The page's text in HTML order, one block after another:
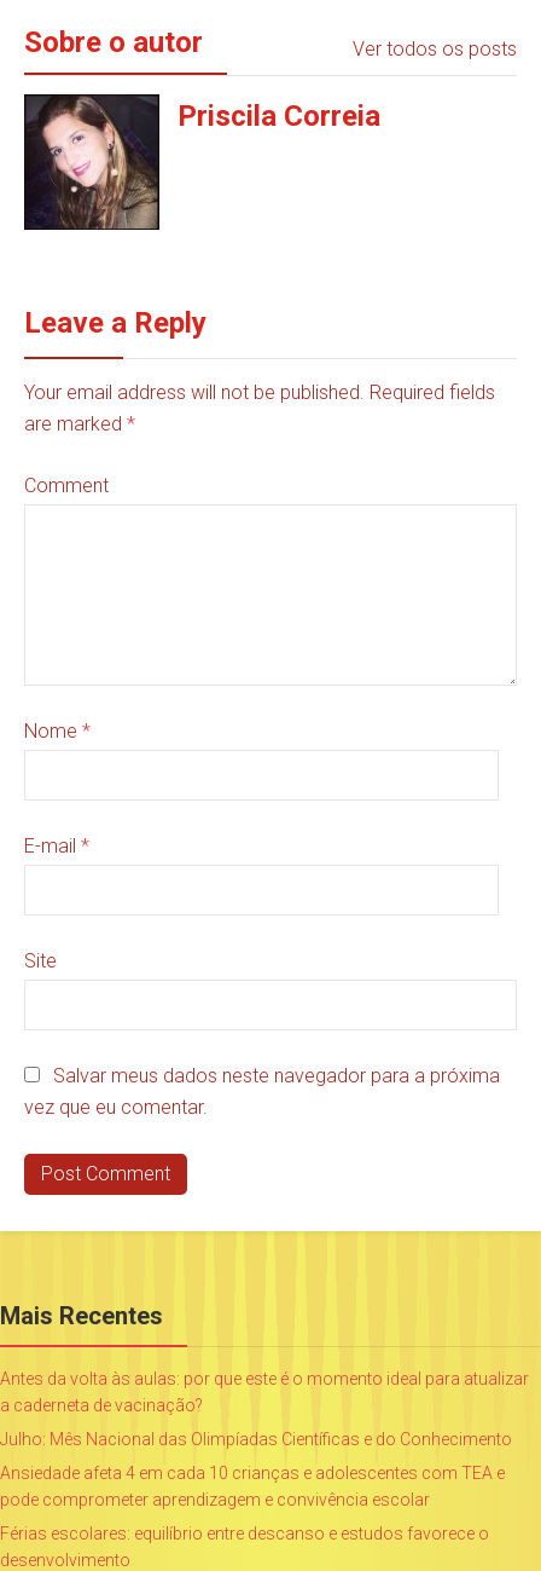
Sobre o autor Ver todos os posts
Priscila Correia
Leave a Reply
Your email address will not be published. Required fields
are marked *
Comment
Nome *
E-mail *
Site
Salvar meus dados neste navegador para a próxima
vez que eu comentar.
Mais Recentes
Antes da volta às aulas: por que este é o momento ideal para atualizar
a caderneta de vacinação?
Julho: Mês Nacional das Olimpíadas Científicas e do Conhecimento
Ansiedade afeta 4 em cada 10 crianças e adolescentes com TEA e
pode comprometer aprendizagem e convivência escolar
Férias escolares: equilíbrio entre descanso e estudos favorece o
desenvolvimento